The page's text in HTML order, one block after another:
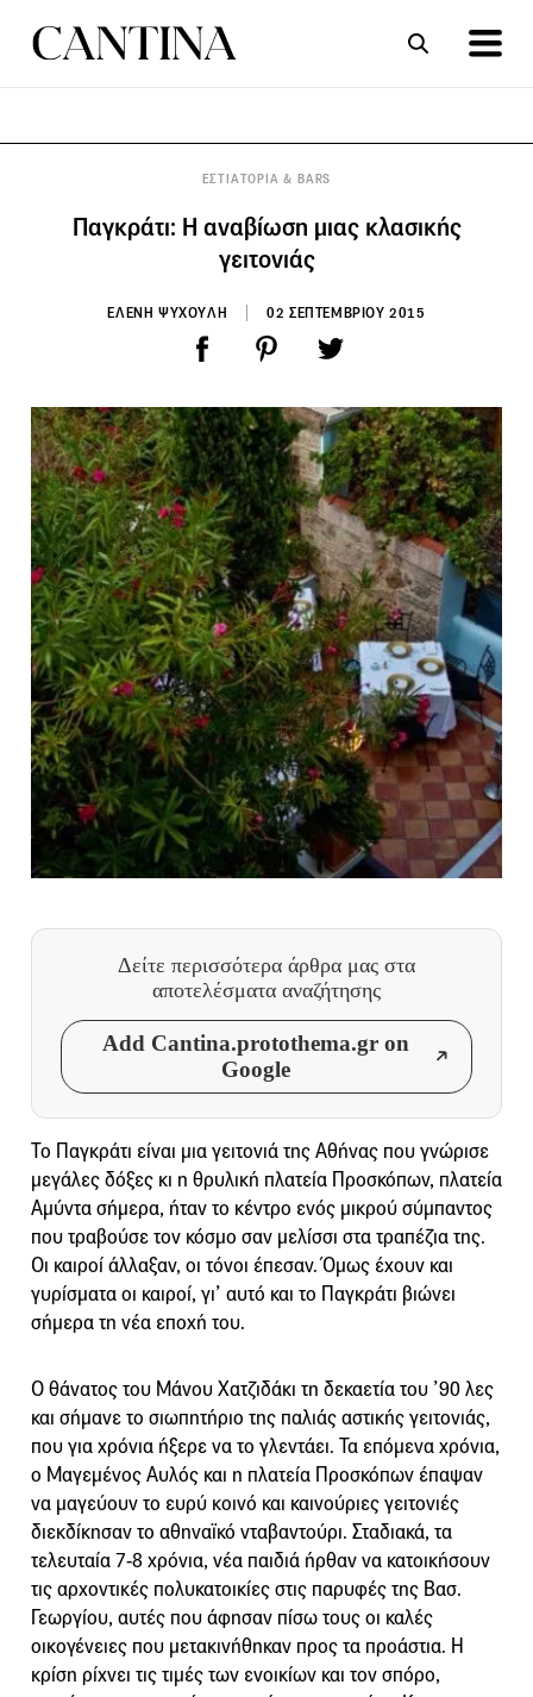
ΕΣΤΙΑΤΟΡΙΑ & BARS
Παγκράτι: Η αναβίωση μιας κλασικής
γειτονιάς
ΕΛΕΝΗ ΨΥΧΟΥΛΗ 02 ΣΕΠΤΕΜΒΡΙΟΥ 2015
Δείτε περισσότερα άρθρα μας στα
αποτελέσματα αναζήτησης
Add Cantina.protothema.gr on
Google
Το Παγκράτι είναι μια γειτονιά της Αθήνας που γνώρισε
μεγάλες δόξες κι η θρυλική πλατεία Προσκόπων, πλατεία
Αμύντα σήμερα, ήταν το κέντρο ενός μικρού σύμπαντος
που τραβούσε τον κόσμο σαν μελίσσι στα τραπέζια της.
Οι καιροί άλλαξαν, οι τόνοι έπεσαν. Όμως έχουν και
γυρίσματα οι καιροί, γι’ αυτό και το Παγκράτι βιώνει
σήμερα τη νέα εποχή του.
Ο θάνατος του Μάνου Χατζιδάκι τη δεκαετία του ’90 λες
και σήμανε το σιωπητήριο της παλιάς αστικής γειτονιάς,
που για χρόνια ήξερε να το γλεντάει. Τα επόμενα χρόνια,
ο Μαγεμένος Αυλός και η πλατεία Προσκόπων έπαψαν
να μαγεύουν το ευρύ κοινό και καινούριες γειτονιές
διεκδίκησαν το αθηναϊκό νταβαντούρι. Σταδιακά, τα
τελευταία 7-8 χρόνια, νέα παιδιά ήρθαν να κατοικήσουν
τις αρχοντικές πολυκατοικίες στις παρυφές της Βασ.
Γεωργίου, αυτές που άφησαν πίσω τους οι καλές
οικογένειες που μετακινήθηκαν προς τα προάστια. Η
κρίση ρίχνει τις τιμές των ενοικίων και τον σπόρο,